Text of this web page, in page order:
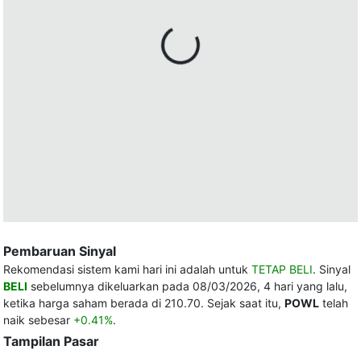
Pembaruan Sinyal
Rekomendasi sistem kami hari ini adalah untuk TETAP BELI. Sinyal
BELI sebelumnya dikeluarkan pada 08/03/2026, 4 hari yang lalu,
ketika harga saham berada di 210.70. Sejak saat itu, POWL telah
naik sebesar +0.41%.
Tampilan Pasar